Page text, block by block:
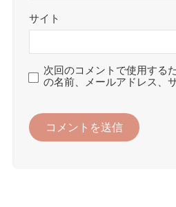
サイト
次回のコメントで使用する
の名前、メールアドレス、